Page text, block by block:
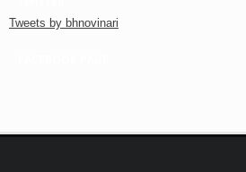
Tweets by bhnovinari